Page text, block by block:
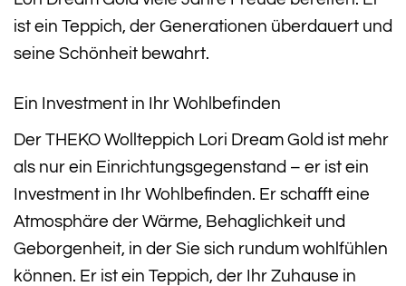
ist ein Teppich, der Generationen überdauert und
seine Schönheit bewahrt.
Ein Investment in Ihr Wohlbefinden
Der THEKO Wollteppich Lori Dream Gold ist mehr
als nur ein Einrichtungsgegenstand – er ist ein
Investment in Ihr Wohlbefinden. Er schafft eine
Atmosphäre der Wärme, Behaglichkeit und
Geborgenheit, in der Sie sich rundum wohlfühlen
können. Er ist ein Teppich, der Ihr Zuhause in